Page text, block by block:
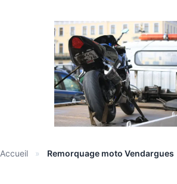
Accueil » Remorquage moto Vendargues